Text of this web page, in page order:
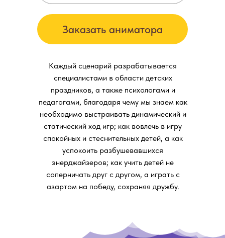
Заказать аниматора
Каждый сценарий разрабатывается
специалистами в области детских
праздников, а также психологами и
педагогами, благодаря чему мы знаем как
необходимо выстраивать динамический и
статический ход игр; как вовлечь в игру
спокойных и стеснительных детей, а как
успокоить разбушевавшихся
энерджайзеров; как учить детей не
соперничать друг с другом, а играть с
азартом на победу, сохраняя дружбу.